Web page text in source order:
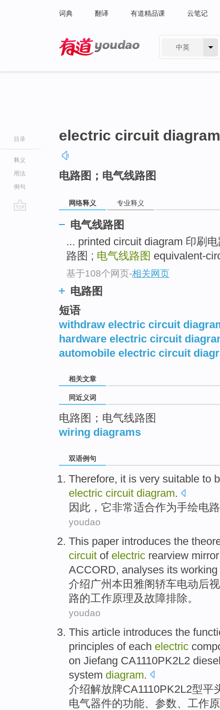
词典 翻译 有道精品课 云笔记
中英
目录
释义
用法
例句
electric circuit diagram
电路图；电气线路图
网络释义 专业释义
电气线路图
... printed circuit diagram 印刷
路图 ; 电气线路图 equivalent-
基于108个网页-相关网页
电路图
短语
withdraw electric circuit
hardware electric circuit
automobile electric circuit
相关文章
同近义词
电路图；电气线路图
wiring diagrams
双语例句
Therefore, it is very suitable to
electric circuit diagram.
因此 ， 它非常适合作为手绘电
youdao
This paper introduces the
circuit of electric rearview mirror
ACCORD, analyses its working
介绍广州 本田雅阁轿车电动后
路的工作原理及故障排除。
youdao
This article introduces the
principles of each electric
on Jiefang CA1110PK2L2
system diagram.
介绍解放牌CA1110PK2L2型平
电气器件的功能、 参数、 工作